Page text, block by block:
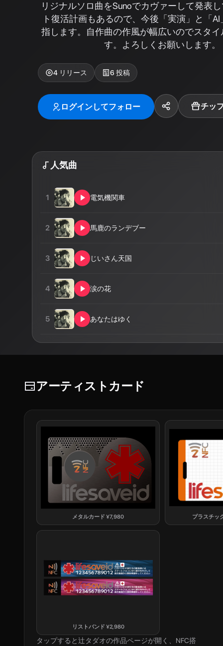
リジナルソロ曲をSunoでカヴァーして発表
ト復活計画もあるので、今後「実演」と「
指します。自作曲の作風が幅広いのでスタ
す。よろしくお願いします。
4 リリース 6 投稿
ログインしてフォロー チッ
人気曲
1 電気機関車
2 馬鹿のランデブー
3 じいさん天国
4 涙の花
5 あなたはゆく
アーティストカード
メタルカード ¥7,980 プラスチッ
リストバンド ¥2,980
タップすると辻タダオの作品ページが開く、NFC搭